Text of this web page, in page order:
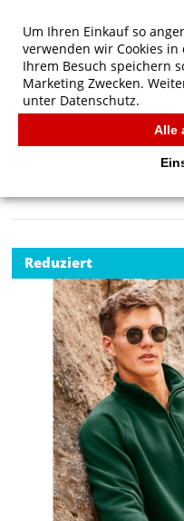
Fruit of the Loom
Reißverschluss-Kragen
FRUIT OF
Reduziert
Um Ihren Einkauf so
verwenden wir Cookies
Ihrem Besuch speichern
Marketing Zwecken.
unter Datenschutz.
Alle